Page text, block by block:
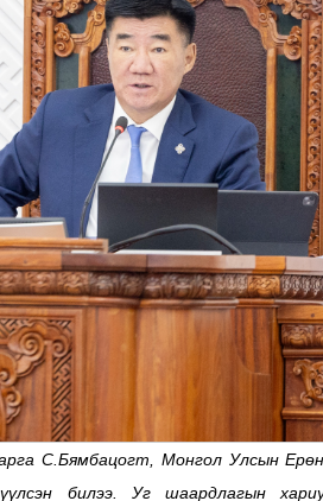
С.Бямбацогт, Монгол Улсын
билээ. Уг шаардлагын